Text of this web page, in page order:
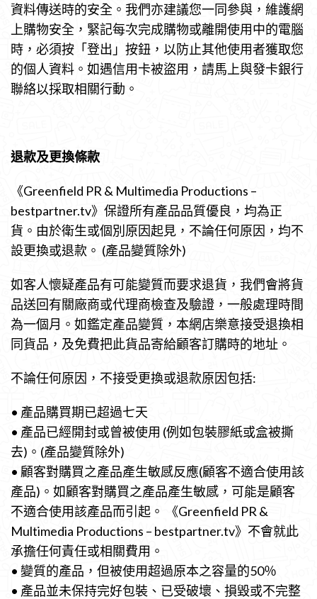
資料傳送時的安全。我們亦建議您一同參與，維護網
上購物安全，緊記每次完成購物或離開使用中的電腦
時，必須按「登出」按鈕，以防止其他使用者獲取您
的個人資料。如遇信用卡被盜用，請馬上與發卡銀行
聯絡以採取相關行動。
退款及更換條款
《Greenfield PR & Multimedia Productions –
bestpartner.tv》保證所有產品品質優良，均為正
貨。由於衛生或個別原因起見，不論任何原因，均不
設更換或退款。 (產品變質除外)
如客人懷疑產品有可能變質而要求退貨，我們會將貨
品送回有關廠商或代理商檢查及驗證，一般處理時間
為一個月。如鑑定產品變質，本網店樂意接受退換相
同貨品，及免費把此貨品寄給顧客訂購時的地址。
不論任何原因，不接受更換或退款原因包括:
• 產品購買期已超過七天
• 產品已經開封或曾被使用 (例如包裝膠紙或盒被撕
去)。(產品變質除外)
• 顧客對購買之產品產生敏感反應(顧客不適合使用該
產品)。如顧客對購買之產品產生敏感，可能是顧客
不適合使用該產品而引起。 《Greenfield PR &
Multimedia Productions – bestpartner.tv》不會就此
承擔任何責任或相關費用。
• 變質的產品，但被使用超過原本之容量的50％
• 產品並未保持完好包裝、已受破壞、損毀或不完整